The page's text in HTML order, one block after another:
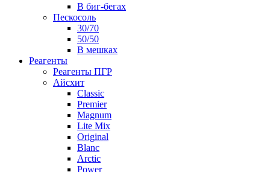
В биг-бегах
Пескосоль
30/70
50/50
В мешках
Реагенты
Реагенты ПГР
Айсхит
Classic
Premier
Magnum
Lite Mix
Original
Blanc
Arctic
Power